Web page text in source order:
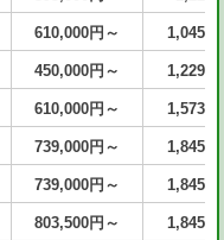
610,000円～
450,000円～
610,000円～
739,000円～
739,000円～
803,500円～